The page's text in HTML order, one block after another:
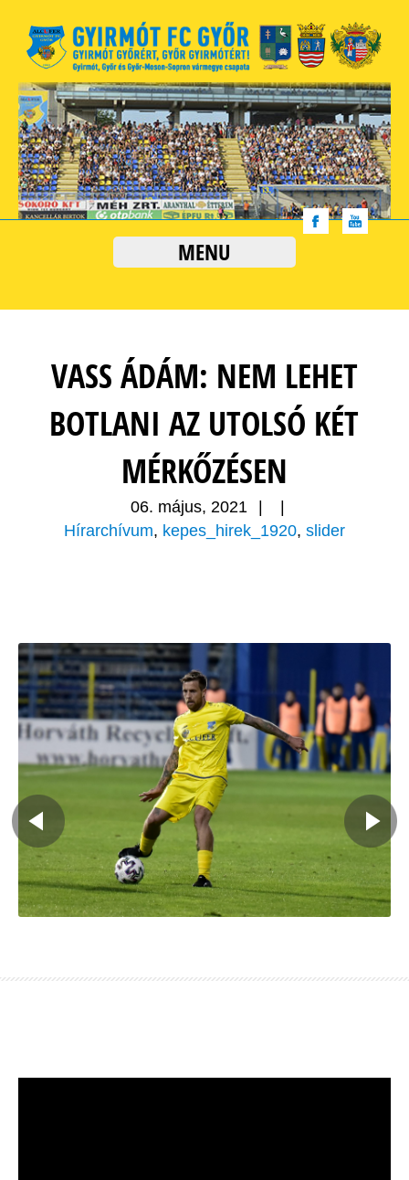
MENU
VASS ÁDÁM: NEM LEHET
BOTLANI AZ UTOLSÓ KÉT
MÉRKŐZÉSEN
06. május, 2021
Hírarchívum, kepes_hirek_1920, slider